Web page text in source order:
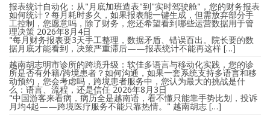
报表统计自动化：从"月底加班造表"到"实时驾驶舱"，您的财务报表
如何统计？每月耗时多久，如果报表能一键生成，但需放弃部分手
工控制，您愿意吗，除了财务，您还希望看到哪些运营数据用于管
理决策 2026年8月4日
"每月财务报表要3天手工整理，数据矛盾、错误百出。院长要的数
据月底才能看到，决策严重滞后——报表统计不能再这样 […]
越南胡志明市诊所的跨境升级：软佳多语言与移动化实践，您的诊
所是否有外籍/跨境患者？如何沟通，如果一套系统支持多语言和移
动预约，您会考虑吗，跨境患者服务中，您认为最大的挑战是什
么：语言、流程，还是信任 2026年8月3日
"中国游客来看病，病历全是越南语，看不懂只能靠手势比划，投诉
月均4起——跨境医疗服务不能只靠热情。" 越南胡志 […]